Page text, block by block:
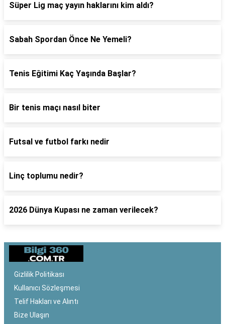
Süper Lig maç yayın haklarını kim aldı?
Sabah Spordan Önce Ne Yemeli?
Tenis Eğitimi Kaç Yaşında Başlar?
Bir tenis maçı nasıl biter
Futsal ve futbol farkı nedir
Linç toplumu nedir?
2026 Dünya Kupası ne zaman verilecek?
Gizlilik Politikası
Kullanıcı Sözleşmesi
Telif Hakları ve Alıntı
Bize Ulaşın